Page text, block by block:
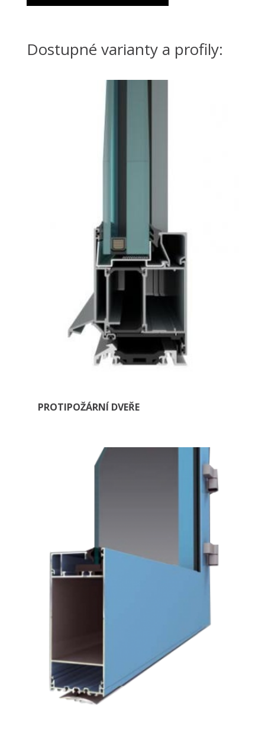
Dostupné varianty a profily:
PROTIPOŽÁRNÍ DVEŘE